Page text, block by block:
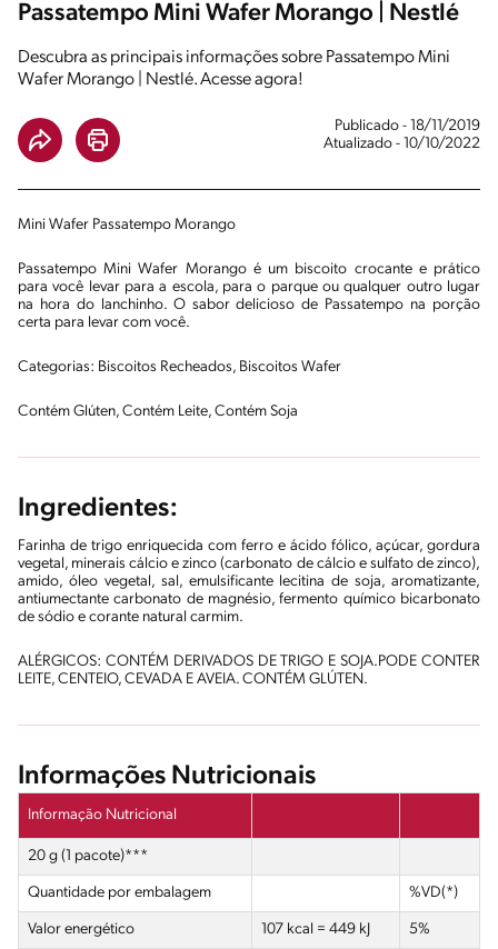
Passatempo Mini Wafer Morango | Nestlé
Descubra as principais informações sobre Passatempo Mini
Wafer Morango | Nestlé. Acesse agora!
Publicado - 18/11/2019
Atualizado - 10/10/2022
Mini Wafer Passatempo Morango
Passatempo Mini Wafer Morango é um biscoito crocante e prático
para você levar para a escola, para o parque ou qualquer outro lugar
na hora do lanchinho. O sabor delicioso de Passatempo na porção
certa para levar com você.
Categorias: Biscoitos Recheados, Biscoitos Wafer
Contém Glúten, Contém Leite, Contém Soja
Ingredientes:
Farinha de trigo enriquecida com ferro e ácido fólico, açúcar, gordura
vegetal, minerais cálcio e zinco (carbonato de cálcio e sulfato de zinco),
amido, óleo vegetal, sal, emulsificante lecitina de soja, aromatizante,
antiumectante carbonato de magnésio, fermento químico bicarbonato
de sódio e corante natural carmim.
ALÉRGICOS: CONTÉM DERIVADOS DE TRIGO E SOJA.PODE CONTER
LEITE, CENTEIO, CEVADA E AVEIA. CONTÉM GLÚTEN.
Informações Nutricionais
Informação Nutricional
20 g (1 pacote)***
Quantidade por embalagem %VD(*)
Valor energético 107 kcal = 449 kJ 5%